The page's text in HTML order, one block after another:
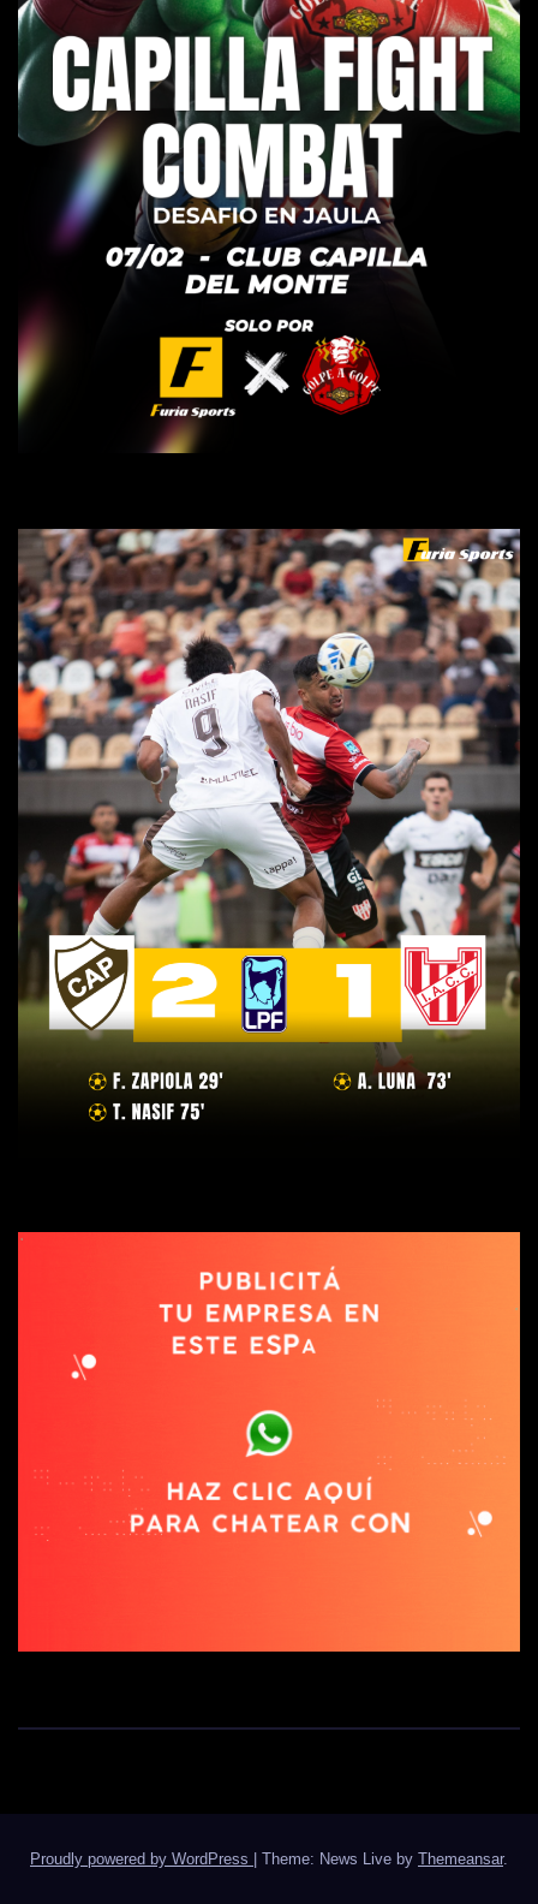
Proudly powered by WordPress | Theme: News Live by Themeansar.